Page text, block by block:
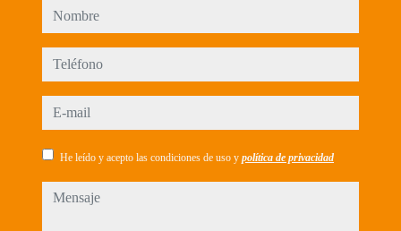
nombre
teléfono
e-mail
He leído y acepto las condiciones de uso y política de privacidad
mensaje